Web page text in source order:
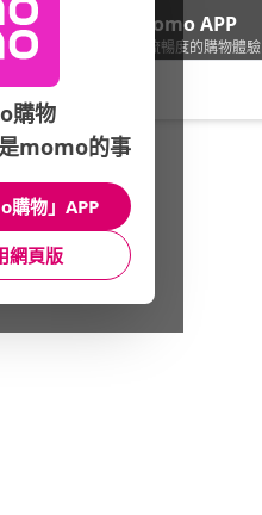
下載momo APP
給你3倍流暢度的購物體驗
車/汽車百貨/車內配件
館長推薦 月銷量
購物
momo的事
購物」APP
網頁版